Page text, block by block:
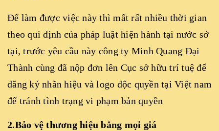
Để làm được việc này thì mất rất nhiều thời gian
theo qui định của pháp luật hiện hành tại nước sở
tại, trước yêu cầu này công ty Minh Quang Đại
Thành cùng đã nộp đơn lên Cục sở hữu trí tuệ để
đăng ký nhãn hiệu và logo độc quyền tại Việt nam
để tránh tình trạng vi phạm bản quyền
2.Bảo vệ thương hiệu bằng mọi giá